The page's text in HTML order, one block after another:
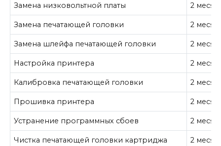
Замена низковольтной платы 2
Замена печатающей головки 2
Замена шлейфа печатающей головки 2
Настройка принтера 2
Калибровка печатающей головки 2
Прошивка принтера 2
Устранение программных сбоев 2
Чистка печатающей головки картриджа 2